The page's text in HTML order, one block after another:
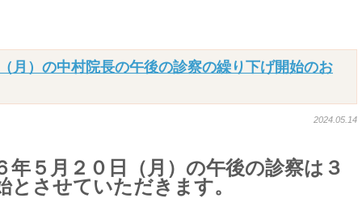
月）の中村院長の午後の診察の繰り下げ開始のお
2024.05.14
年５月２０日（月）の午後の診察は３
とさせていただきます。